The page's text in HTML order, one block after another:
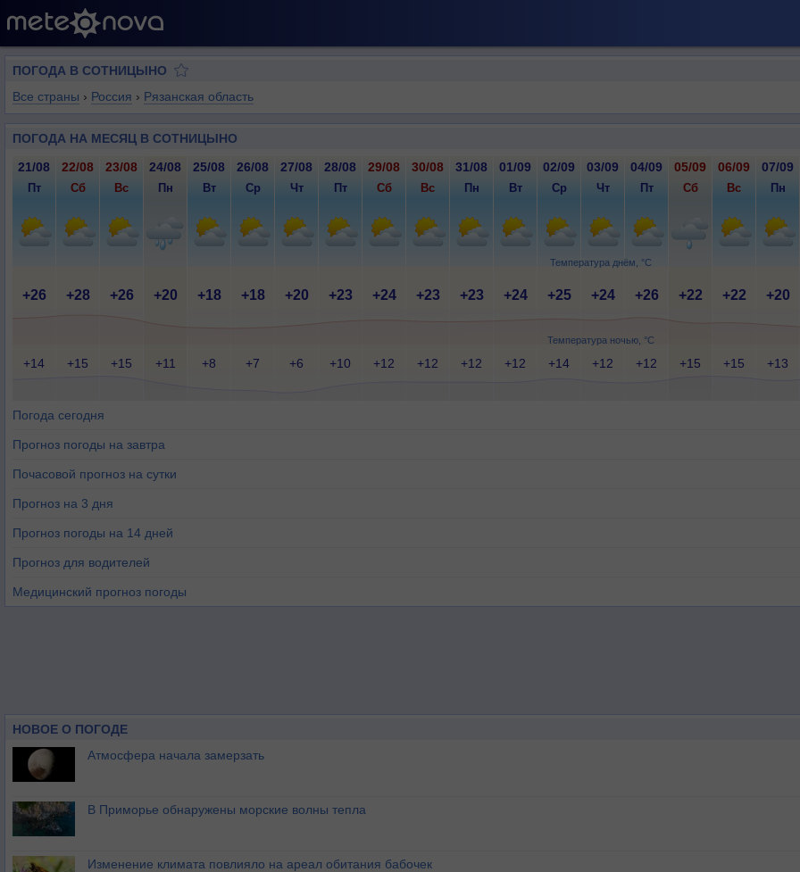
ПОГОДА В СОТНИЦЫНО
Все страны › Россия › Рязанская область
ПОГОДА НА МЕСЯЦ В СОТНИЦЫНО
Температура днём, °C
Температура ночью, °C
21/08 22/08 23/08 24/08 25/08 26/08 27/08 28/08 29/08 30/08 31/08 01/09 02/09 03/09 04/09 05/09 06/09 07/09
Пт Сб Вс Пн Вт Ср Чт Пт Сб Вс Пн Вт Ср Чт Пт Сб Вс Пн
+26 +28 +26 +20 +18 +18 +20 +23 +24 +23 +23 +24 +25 +24 +26 +22 +22 +20
+14 +15 +15 +11 +8 +7 +6 +10 +12 +12 +12 +12 +14 +12 +12 +15 +15 +13
Погода сегодня
Прогноз погоды на завтра
Почасовой прогноз на сутки
Прогноз на 3 дня
Прогноз погоды на 14 дней
Прогноз для водителей
Медицинский прогноз погоды
НОВОЕ О ПОГОДЕ
Атмосфера начала замерзать
В Приморье обнаружены морские волны тепла
Изменение климата повлияло на ареал обитания бабочек